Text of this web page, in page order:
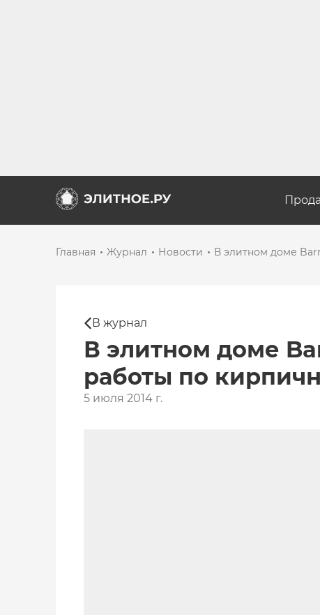
Главная Журнал Новости В элитном доме
В журнал
В элитном доме
работы по
5 июля 2014 г.